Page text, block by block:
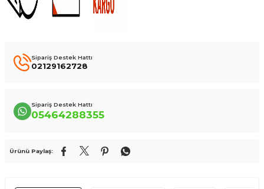
Sipariş Destek Hattı
02129162728
Sipariş Destek Hattı
05464288355
Ürünü Paylaş: